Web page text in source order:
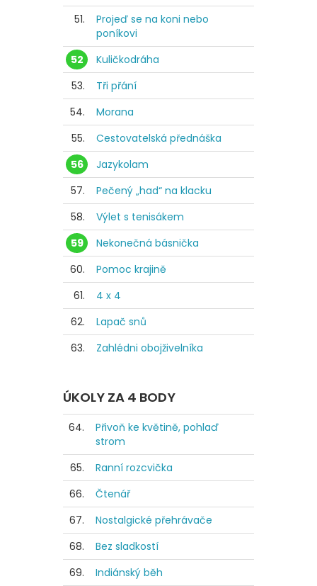
51.
Projeď se na koni nebo
poníkovi
52
Kuličkodráha
53.
Tři přání
54.
Morana
55.
Cestovatelská přednáška
56
Jazykolam
57.
Pečený „had“ na klacku
58.
Výlet s tenisákem
59
Nekonečná básnička
60.
Pomoc krajině
61.
4 x 4
62.
Lapač snů
63.
Zahlédni obojživelníka
ÚKOLY ZA 4 BODY
64.
Přivoň ke květině, pohlaď
strom
65.
Ranní rozcvička
66.
Čtenář
67.
Nostalgické přehrávače
68.
Bez sladkostí
69.
Indiánský běh